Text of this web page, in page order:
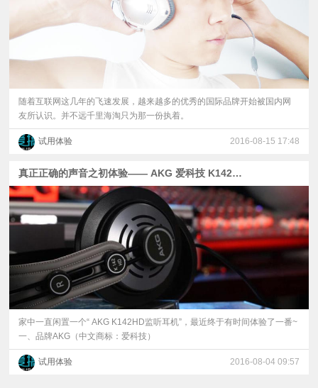
随着互联网这几年的飞速发展，越来越多的优秀的国际品牌开始被国内网
友所认识。并不远千里海淘只为那一份执着。
试用体验 2016-08-15 17:48
真正正确的声音之初体验—— AKG 爱科技 K142HD 头戴式监听耳机
家中一直闲置一个“ AKG K142HD监听耳机”，最近终于有时间体验了一番~
一、品牌AKG（中文商标：爱科技）
试用体验 2016-08-04 09:57